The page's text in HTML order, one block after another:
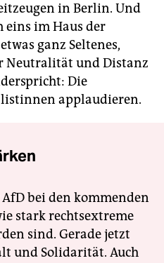
in Berlin. Und
eins im Haus der
ganz Seltenes,
Neutralität und Distanz
Die
applaudieren.
bei den kommenden
stark rechtsextreme
sind. Gerade jetzt
und Solidarität. Auch